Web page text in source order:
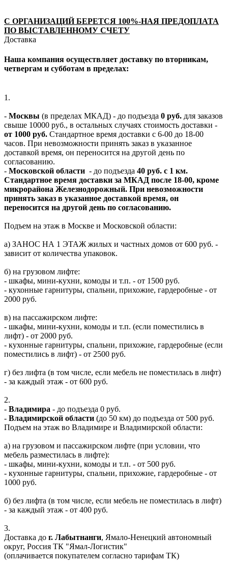
С ОРГАНИЗАЦИЙ БЕРЕТСЯ 100%-НАЯ ПРЕДОПЛАТА
ПО ВЫСТАВЛЕННОМУ СЧЕТУ
Доставка
Наша компания осуществляет доставку по вторникам,
четвергам и субботам в пределах:
1.
- Москвы (в пределах МКАД) - до подъезда 0 руб. для заказов
свыше 10000 руб., в остальных случаях стоимость доставки -
от 1000 руб. Стандартное время доставки с 6-00 до 18-00
часов. При невозможности принять заказ в указанное
доставкой время, он переносится на другой день по
согласованию.
- Московской области - до подъезда 40 руб. с 1 км.
Стандартное время доставки за МКАД после 18-00, кроме
микрорайона Железнодорожный. При невозможности
принять заказ в указанное доставкой время, он
переносится на другой день по согласованию.
Подъем на этаж в Москве и Московской области:
а) ЗАНОС НА 1 ЭТАЖ жилых и частных домов от 600 руб. -
зависит от количества упаковок.
б) на грузовом лифте:
- шкафы, мини-кухни, комоды и т.п. - от 1500 руб.
- кухонные гарнитуры, спальни, прихожие, гардеробные - от
2000 руб.
в) на пассажирском лифте:
- шкафы, мини-кухни, комоды и т.п. (если поместились в
лифт) - от 2000 руб.
- кухонные гарнитуры, спальни, прихожие, гардеробные (если
поместились в лифт) - от 2500 руб.
г) без лифта (в том числе, если мебель не поместилась в лифт)
- за каждый этаж - от 600 руб.
2.
- Владимира - до подъезда 0 руб.
- Владимирской области (до 50 км) до подъезда от 500 руб.
Подъем на этаж во Владимире и Владимирской области:
а) на грузовом и пассажирском лифте (при условии, что
мебель разместилась в лифте):
- шкафы, мини-кухни, комоды и т.п. - от 500 руб.
- кухонные гарнитуры, спальни, прихожие, гардеробные - от
1000 руб.
б) без лифта (в том числе, если мебель не поместилась в лифт)
- за каждый этаж - от 400 руб.
3.
Доставка до г. Лабытнанги, Ямало-Ненецкий автономный
округ, Россия ТК "Ямал-Логистик"
(оплачивается покупателем согласно тарифам ТК)